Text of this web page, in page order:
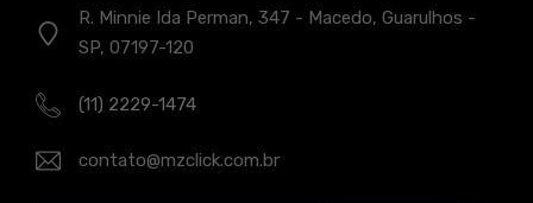
R. Minnie Ida Perman, 347 - Macedo, Guarulhos -
SP, 07197-120
(11) 2229-1474
contato@mzclick.com.br